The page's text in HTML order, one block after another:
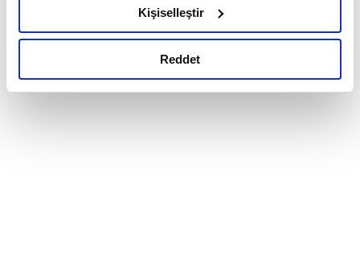
Ayarlar butonuna tıklayabilir,Çerez Bilgilendirme
Metnimizi ziyaret edebilirsiniz.
okumak ve sitemizi ziyaretiniz kapsamında
Kişiselleştir
Reddet